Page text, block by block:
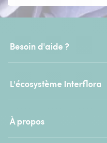
Besoin d'aide ?
L'écosystème Interflora
À propos